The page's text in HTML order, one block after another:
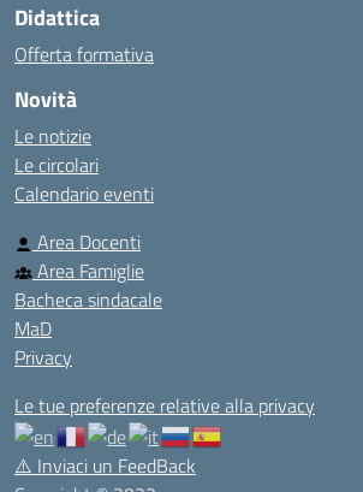
Didattica
Offerta formativa
Novità
Le notizie
Le circolari
Calendario eventi
Area Docenti
Area Famiglie
Bacheca sindacale
MaD
Privacy
Le tue preferenze relative alla privacy
⚠️ Inviaci un FeedBack